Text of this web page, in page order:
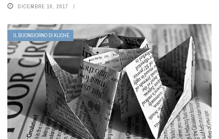
DICEMBRE 19, 2017
IL BUONGIORNO DI KLICHÉ